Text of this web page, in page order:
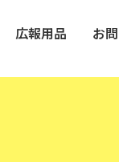
広報用品 お